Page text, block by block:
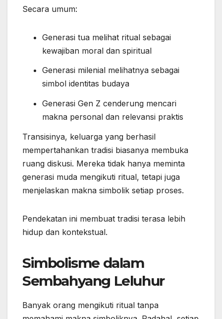
Secara umum:
Generasi tua melihat ritual sebagai
kewajiban moral dan spiritual
Generasi milenial melihatnya sebagai
simbol identitas budaya
Generasi Gen Z cenderung mencari
makna personal dan relevansi praktis
Transisinya, keluarga yang berhasil
mempertahankan tradisi biasanya membuka
ruang diskusi. Mereka tidak hanya meminta
generasi muda mengikuti ritual, tetapi juga
menjelaskan makna simbolik setiap proses.
Pendekatan ini membuat tradisi terasa lebih
hidup dan kontekstual.
Simbolisme dalam
Sembahyang Leluhur
Banyak orang mengikuti ritual tanpa